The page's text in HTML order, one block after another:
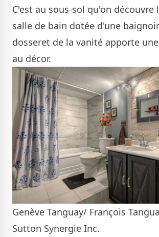
C'est au sous-sol qu'on découvre
salle de bain dotée d'une
dosseret de la vanité apporte
au décor.
Genève Tanguay/ François
Sutton Synergie Inc.